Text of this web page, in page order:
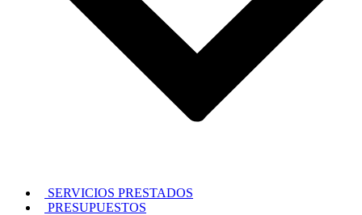
SERVICIOS PRESTADOS
PRESUPUESTOS